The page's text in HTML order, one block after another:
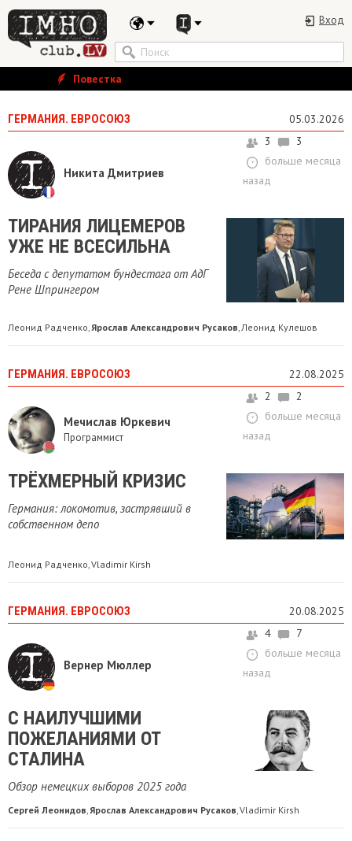
Вход
Повестка
ГЕРМАНИЯ. ЕВРОСОЮЗ 05.03.2026
Никита Дмитриев
3
3
больше месяца
назад
​ТИРАНИЯ ЛИЦЕМЕРОВ
УЖЕ НЕ ВСЕСИЛЬНА
Беседа с депутатом бундестага от АдГ
Рене Шпрингером
Леонид Радченко,Ярослав Александрович Русаков,Леонид Кулешов
ГЕРМАНИЯ. ЕВРОСОЮЗ 22.08.2025
Мечислав Юркевич
Программист
2
2
больше месяца
назад
ТРЁХМЕРНЫЙ КРИЗИС
Германия: локомотив, застрявший в
собственном депо
Леонид Радченко Vladimir Kirsh
ГЕРМАНИЯ. ЕВРОСОЮЗ 20.08.2025
Вернер Мюллер
4
7
больше месяца
назад
С НАИЛУЧШИМИ
ПОЖЕЛАНИЯМИ ОТ
СТАЛИНА
Обзор немецких выборов 2025 года
Сергей Леонидов Ярослав Александрович Русаков Vladimir Kirsh